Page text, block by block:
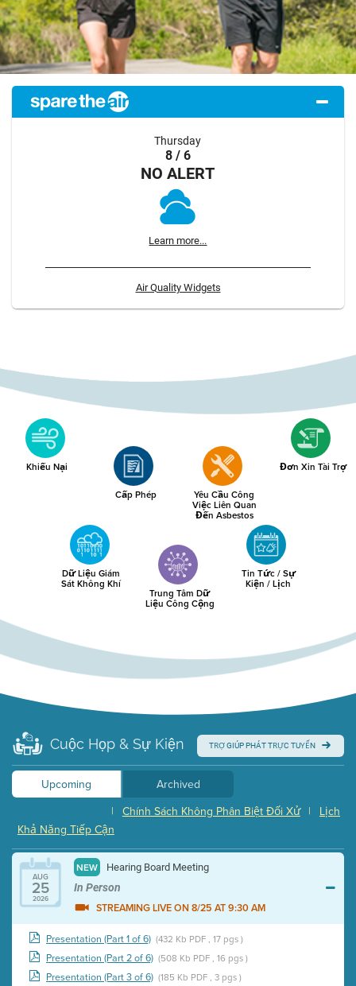
Thursday
8 / 6
NO ALERT
Learn more...
Air Quality Widgets
Khiếu Nại
Cấp Phép
Yêu Cầu Công
Việc Liên Quan
Đến Asbestos
Đơn Xin Tài Trợ
Dữ Liệu Giám
Sát Không Khí
Trung Tâm Dữ
Liệu Công Cộng
Tin Tức / Sự
Kiện / Lịch
Cuộc Họp & Sự Kiện TRỢ GIÚP PHÁT TRỰC TUYẾN
Upcoming
Archived
Lịch
|
Chính Sách Không Phân Biệt Đối Xử
|
Khả Năng Tiếp Cận
AUG
25
2026
NEW Hearing Board Meeting
In Person
STREAMING LIVE ON 8/25 AT 9:30 AM
Presentation (Part 1 of 6) (432 Kb PDF , 17 pgs )
Presentation (Part 2 of 6) (508 Kb PDF , 16 pgs )
Presentation (Part 3 of 6) (185 Kb PDF , 3 pgs )